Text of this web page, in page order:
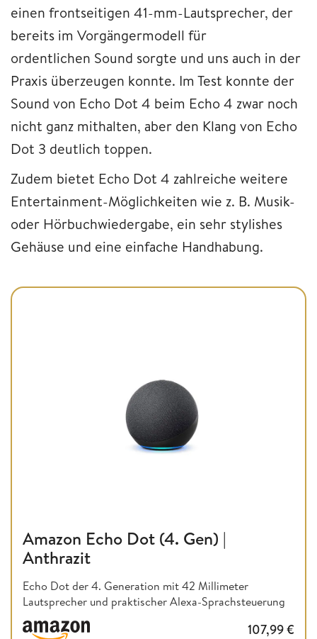
einen frontseitigen 41-mm-Lautsprecher, der
bereits im Vorgängermodell für
ordentlichen Sound sorgte und uns auch in der
Praxis überzeugen konnte. Im Test konnte der
Sound von Echo Dot 4 beim Echo 4 zwar noch
nicht ganz mithalten, aber den Klang von Echo
Dot 3 deutlich toppen.
Zudem bietet Echo Dot 4 zahlreiche weitere
Entertainment-Möglichkeiten wie z. B. Musik-
oder Hörbuchwiedergabe, ein sehr stylishes
Gehäuse und eine einfache Handhabung.
Amazon Echo Dot (4. Gen) |
Anthrazit
Echo Dot der 4. Generation mit 42 Millimeter
Lautsprecher und praktischer Alexa-Sprachsteuerung
107,99€